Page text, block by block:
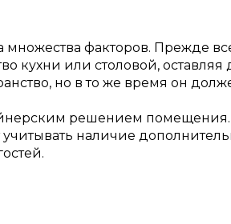
множества факторов. Прежде
кухни или столовой, оставляя
но в то же время он
решением
наличие